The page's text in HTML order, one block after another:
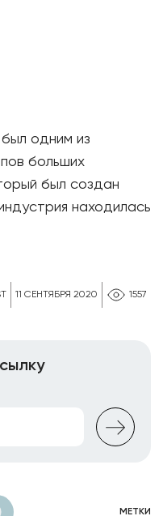
11 СЕНТЯБРЯ 2020 1557
одним из
больших
был создан
находилась
МЕТКИ